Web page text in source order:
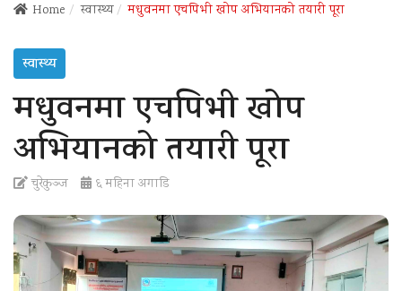
e
N
a
a
t
i
o
Home स्वास्थ्य मधुवनमा एचपिभी खोप अभियानको तयारी पूरा
स्वास्थ्य
मधुवनमा एचपिभी खोप
अभियानको तयारी पूरा
चुरेकुञ्ज ६ महिना अगाडि